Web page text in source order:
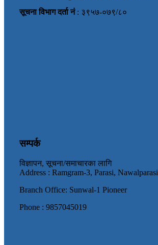
सूचना विभाग दर्ता नं: ३९५७-०७९/८०
सम्पर्क
विज्ञापन, सूचना/समाचारका लागि
Address : Ramgram-3, Parasi, Nawalparasi
Branch Office: Sunwal-1 Pioneer
Phone : 9857045019